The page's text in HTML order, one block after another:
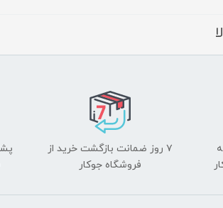
۷ روز ضمانت بازگشت خرید از
فروشگاه جوکار